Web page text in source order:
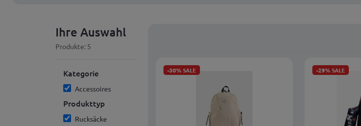
Ihre Auswahl
Produkte: 5
Kategorie
Accessoires
Produkttyp
Rucksäcke
-30%SALE -29%SALE